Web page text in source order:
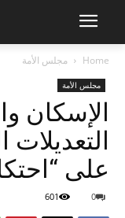
Home مجلس الأمة
مجلس الأمة
الإسكان
التعديلات
على
0
601